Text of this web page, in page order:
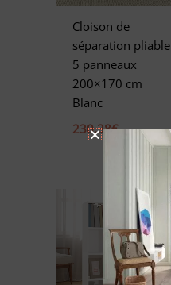
Cloison de
séparation pliable
5 panneaux
200×170 cm
Blanc
230,38€